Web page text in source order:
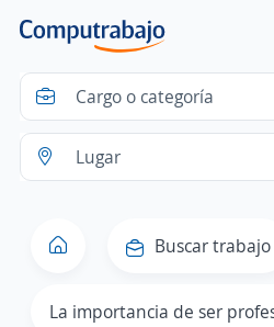
Buscar trabajo